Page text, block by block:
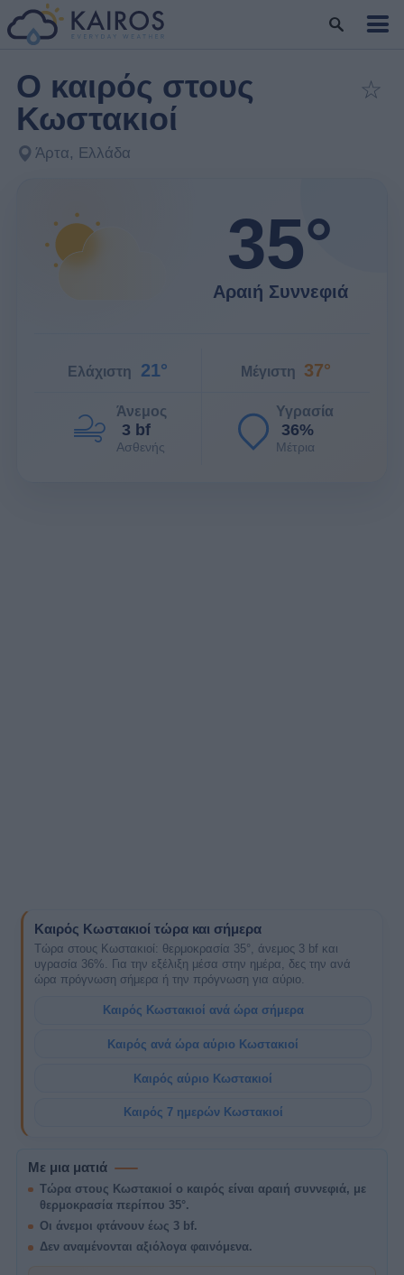
Ο καιρός στους
Κωστακιοί
Άρτα, Ελλάδα
☆
35°
Αραιή Συννεφιά
Ελάχιστη 21° Μέγιστη 37°
Άνεμος
3 bf
Ασθενής
Υγρασία
36%
Μέτρια
Καιρός Κωστακιοί τώρα και σήμερα
Τώρα στους Κωστακιοί: θερμοκρασία 35°, άνεμος 3 bf και
υγρασία 36%. Για την εξέλιξη μέσα στην ημέρα, δες την ανά
ώρα πρόγνωση σήμερα ή την πρόγνωση για αύριο.
Καιρός Κωστακιοί ανά ώρα σήμερα
Καιρός ανά ώρα αύριο Κωστακιοί
Καιρός αύριο Κωστακιοί
Καιρός 7 ημερών Κωστακιοί
Με μια ματιά
Τώρα στους Κωστακιοί ο καιρός είναι αραιή συννεφιά, με
θερμοκρασία περίπου 35°.
Οι άνεμοι φτάνουν έως 3 bf.
Δεν αναμένονται αξιόλογα φαινόμενα.